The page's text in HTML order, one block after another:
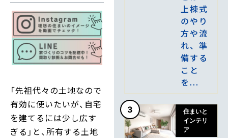
「先祖代々の土地なので
有効に使いたいが、自宅
を建てるには少し広す
ぎる」と、所有する土地
上棟式
のやり
方や流
れ、準
備する
こと
を...
3
住まいと
インテリ
ア